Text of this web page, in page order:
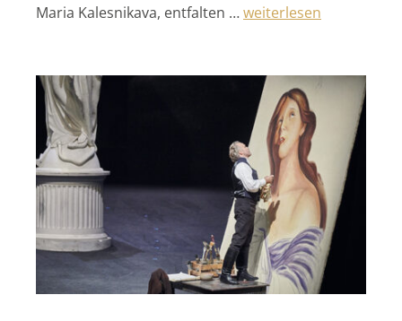
Maria Kalesnikava, entfalten …„Ludwigsburger
weiterlesen